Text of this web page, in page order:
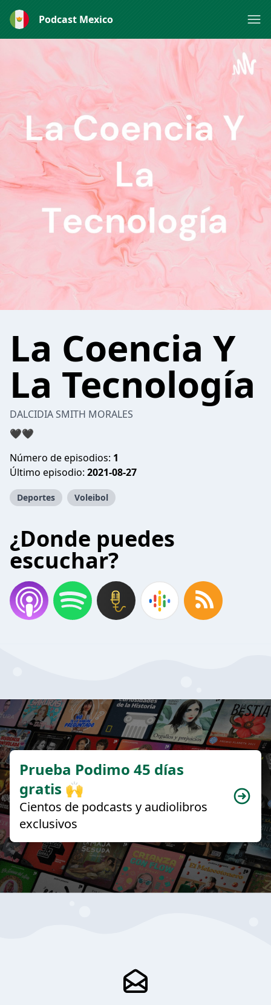
Podcast Mexico
La Coencia Y
La Tecnología
DALCIDIA SMITH MORALES
🖤🖤
Número de episodios: 1
Último episodio: 2021-08-27
Deportes Voleibol
¿Donde puedes
escuchar?
Prueba Podimo 45 días
gratis 🙌
Cientos de podcasts y audiolibros
exclusivos